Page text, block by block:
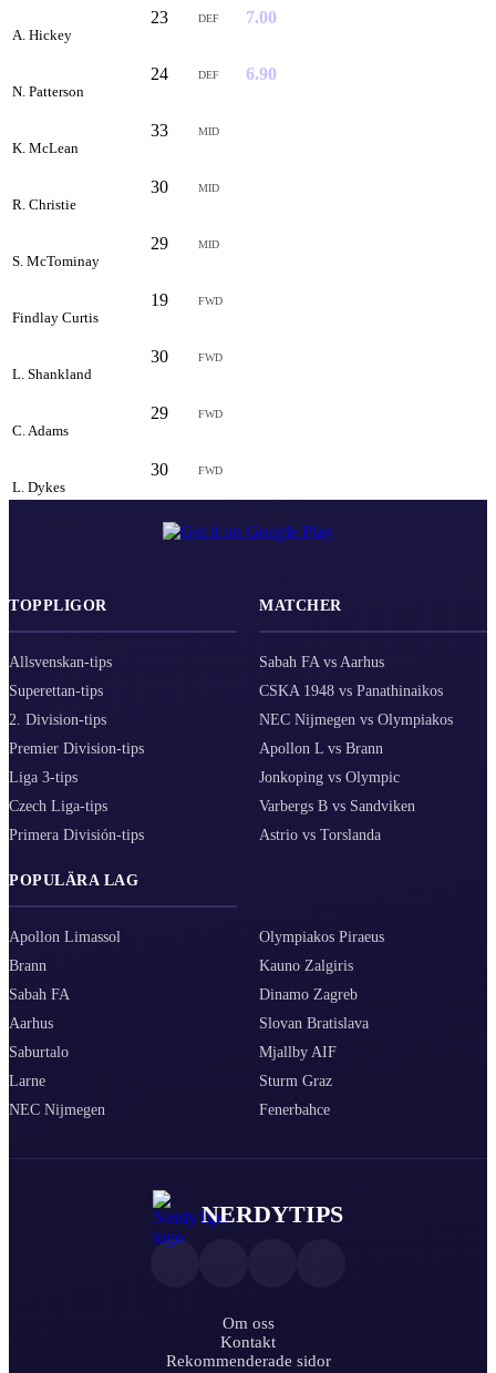
A. Hickey
23 DEF 7.00
N. Patterson
24 DEF 6.90
K. McLean
33 MID
R. Christie
30 MID
S. McTominay
29 MID
Findlay Curtis
19 FWD
L. Shankland
30 FWD
C. Adams
29 FWD
L. Dykes
30 FWD
TOPPLIGOR
Allsvenskan-tips
Superettan-tips
2. Division-tips
Premier Division-tips
Liga 3-tips
Czech Liga-tips
Primera División-tips
MATCHER
Sabah FA vs Aarhus
CSKA 1948 vs Panathinaikos
NEC Nijmegen vs Olympiakos
Apollon L vs Brann
Jonkoping vs Olympic
Varbergs B vs Sandviken
Astrio vs Torslanda
POPULÄRA LAG
Apollon Limassol
Brann
Sabah FA
Aarhus
Saburtalo
Larne
NEC Nijmegen
Olympiakos Piraeus
Kauno Zalgiris
Dinamo Zagreb
Slovan Bratislava
Mjallby AIF
Sturm Graz
Fenerbahce
NERDYTIPS
Om oss
Kontakt
Rekommenderade sidor